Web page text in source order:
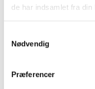
de har indsamlet fra din
Nødvendig
Præferencer